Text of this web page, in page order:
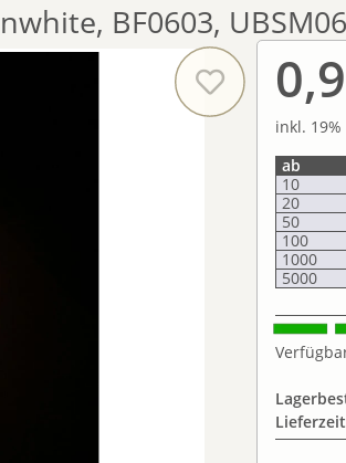
BF0603,
inkl.
ab
10
20
50
100
1000
5000